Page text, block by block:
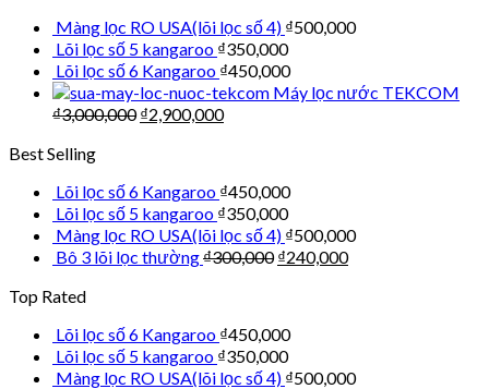
Màng lọc RO USA(lõi lọc số 4) ₫500,000
Lõi lọc số 5 kangaroo ₫350,000
Lõi lọc số 6 Kangaroo ₫450,000
Máy lọc nước TEKCOM
₫3,000,000 ₫2,900,000
Best Selling
Lõi lọc số 6 Kangaroo ₫450,000
Lõi lọc số 5 kangaroo ₫350,000
Màng lọc RO USA(lõi lọc số 4) ₫500,000
Bô 3 lõi lọc thường₫300,000 ₫240,000
Top Rated
Lõi lọc số 6 Kangaroo ₫450,000
Lõi lọc số 5 kangaroo ₫350,000
Màng lọc RO USA(lõi lọc số 4) ₫500,000